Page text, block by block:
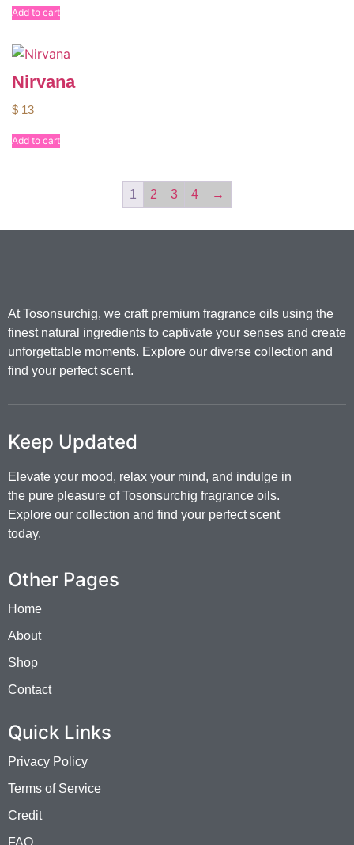
Add to cart
Nirvana
$ 13
Add to cart
1 2 3 4 →
At Tosonsurchig, we craft premium fragrance oils using the
finest natural ingredients to captivate your senses and create
unforgettable moments. Explore our diverse collection and
find your perfect scent.
Keep Updated
Elevate your mood, relax your mind, and indulge in
the pure pleasure of Tosonsurchig fragrance oils.
Explore our collection and find your perfect scent
today.
Other Pages
Home
About
Shop
Contact
Quick Links
Privacy Policy
Terms of Service
Credit
FAQ